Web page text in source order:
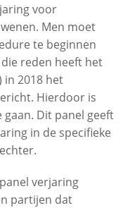
voor
Men moet
te beginnen
reden heeft het
in 2018 het
Hierdoor is
Dit panel geeft
in de specifieke
verjaring
partijen dat